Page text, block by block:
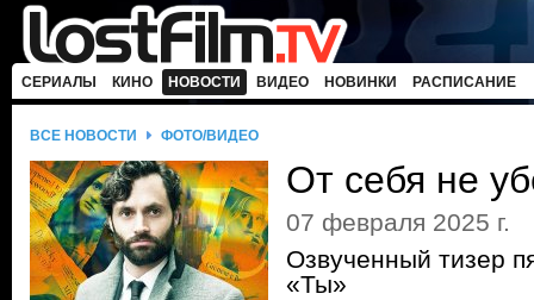
СЕРИАЛЫ КИНО НОВОСТИ ВИДЕО НОВИНКИ РАСПИСАНИЕ
ВСЕ НОВОСТИ ФОТО/ВИДЕО
От себя не
07 февраля 2025 г.
Озвученный тизер
«Ты»